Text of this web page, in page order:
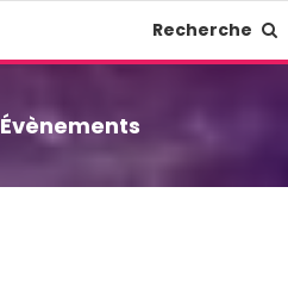
Recherche
Évènements